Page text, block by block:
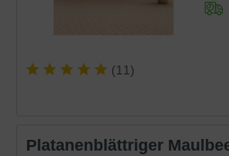
(11)
Platanenblättriger Maulbeerbaum